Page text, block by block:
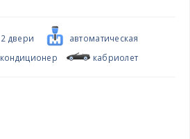
2 двери
автоматическая
кондиционер кабриолет